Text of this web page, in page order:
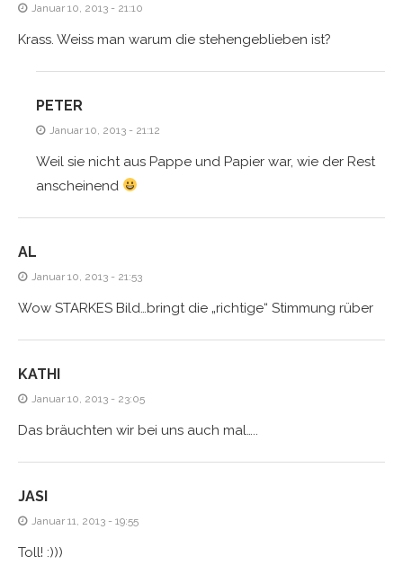
Januar 10, 2013 - 21:10
Krass. Weiss man warum die stehengeblieben ist?
PETER
Januar 10, 2013 - 21:12
Weil sie nicht aus Pappe und Papier war, wie der Rest
anscheinend
AL
Januar 10, 2013 - 21:53
Wow STARKES Bild…bringt die „richtige“ Stimmung rüber
KATHI
Januar 10, 2013 - 23:05
Das bräuchten wir bei uns auch mal…..
JASI
Januar 11, 2013 - 19:55
Toll! :)))